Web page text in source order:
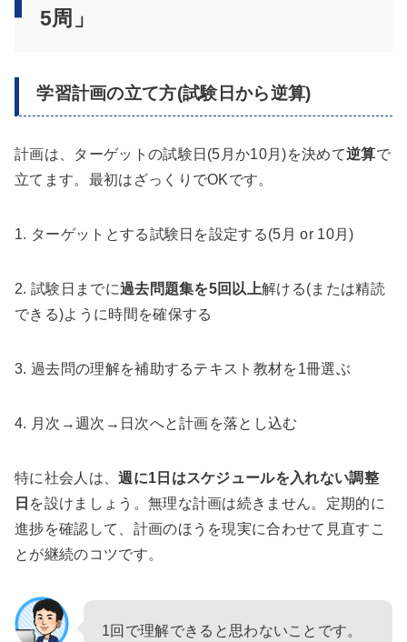
5周」
学習計画の立て方(試験日から逆算)
計画は、ターゲットの試験日(5月か10月)を決めて逆算で
立てます。最初はざっくりでOKです。
1. ターゲットとする試験日を設定する(5月 or 10月)
2. 試験日までに過去問題集を5回以上解ける(または精読
できる)ように時間を確保する
3. 過去問の理解を補助するテキスト教材を1冊選ぶ
4. 月次→週次→日次へと計画を落とし込む
特に社会人は、週に1日はスケジュールを入れない調整
日 を設けましょう。無理な計画は続きません。定期的に
進捗を確認して、計画のほうを現実に合わせて見直すこ
とが継続のコツです。
1回で理解できると思わないことです。